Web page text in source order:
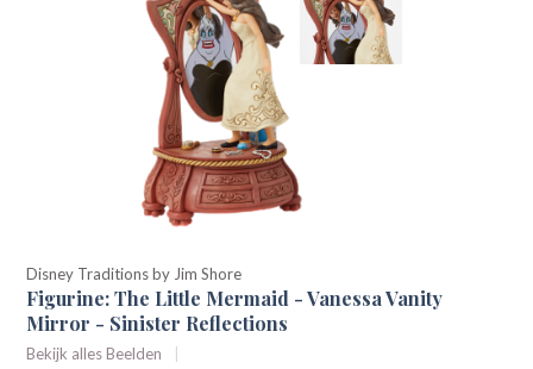
Disney Traditions by Jim Shore
Figurine: The Little Mermaid - Vanessa Vanity
Mirror - Sinister Reflections
Bekijk alles Beelden